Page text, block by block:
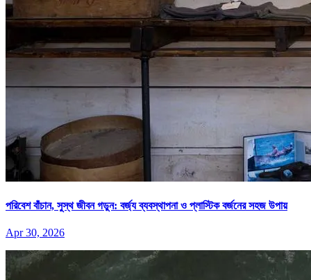
পরিবেশ বাঁচান, সুস্থ জীবন গড়ুন: বর্জ্য ব্যবস্থাপনা ও প্লাস্টিক বর্জনের সহজ উপায়
Apr 30, 2026